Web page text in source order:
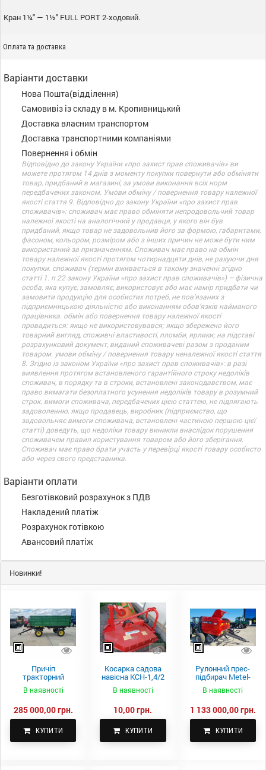
Кран 1¼" — 1½" FULL PORT 2-ходовий.
Оплата та доставка
Варіанти доставки
Нова Пошта(відділення)
Самовивіз із складу в м. Кропивницький
Доставка власним транспортом
Доставка транспортними компаніями
Повернення і обмін
Відповідно до закону України «про захист прав споживачів» ви
можете протягом 14 днів з моменту покупки повернути або обміняти
товар, придбаний в магазині, за умови виконання всіх норм
передбачених законом. Умови обміну / повернення товару належної
якості стаття 9. Відповідно до закону України «про захист прав
споживачів»: споживач має право обміняти непродовольчий товар
належної якості на аналогічний у продавця, у якого він був
придбаний, якщо товар не задовольнив його за формою, габаритами,
фасоном, кольором, розміром або з інших причин не може бути ним
використаний за призначенням. Споживач має право на обмін
товару належної якості протягом чотирнадцяти днів, не рахуючи дня
покупки. споживач (термін вживається в такому значенні згідно
статті 1. п.22 закону України «про захист прав споживачів») – фізична
особа, яка купує, замовляє, використовує або має намір придбати чи
замовити продукцію для особистих потреб, не пов’язаних з
підприємницькою діяльністю або виконанням обов’язків найманого
працівника. обмін або повернення товару належної якості
провадиться: якщо не використовувався; якщо збережено його
товарний вигляд, споживчі властивості, пломби, ярлики; на підставі
розрахунковий документ, виданий споживачеві разом з проданим
товаром. умови обміну / повернення товару неналежної якості стаття
8. Згідно із законом України «про захист прав споживачів»: в разі
виявлення протягом встановленого гарантійного строку недоліків
споживач, в порядку та в строки, встановлені законодавством, має
право вимагати безоплатного усунення недоліків товару в розумний
строк. вимоги споживача, передбачених цією статтею, не підлягають
задоволенню, якщо продавець, виробник (підприємство, що
задовольняє вимоги споживача, встановлені частиною першою цієї
статті) доведуть, що недоліки товару виникли внаслідок порушення
споживачем правил користування товаром або його зберігання.
Споживач має право брати участь у перевірці якості товару особисто
або через свого представника.
Варіанти оплати
Безготівковий розрахунок з ПДВ
Накладений платіж
Розрахунок готівкою
Авансовий платіж
Новинки!
Причіп
тракторний
самоскидний
Spike 2 ПТС-4
В наявності
285 000,00 грн.
КУПИТИ
Косарка садова
навісна КСН-1,4/2
В наявності
10,00 грн.
КУПИТИ
Рулонний прес-
підбирач Metel-
Fach Z 587
В наявності
1 133 000,00 грн.
КУПИТИ